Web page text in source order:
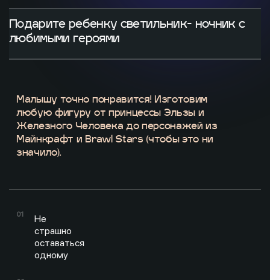
Подарите ребенку светильник- ночник с
любимыми героями
Малышу точно понравится! Изготовим
любую фигуру от принцессы Эльзы и
Железного Человека до персонажей из
Майнкрафт и Brawl Stars (чтобы это ни
значило).
Не
страшно
оставаться
одному